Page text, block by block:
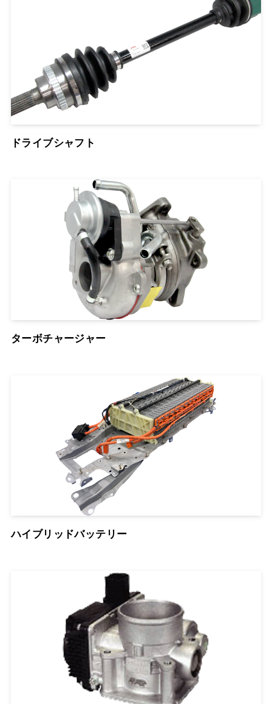
ドライブシャフト
ターボチャージャー
ハイブリッドバッテリー